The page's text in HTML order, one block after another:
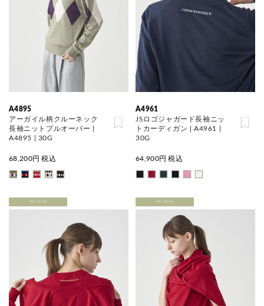
A4895
アーガイル柄クルーネック
長袖ニットプルオーバー |
A4895 | 30G
68,200円 税込
A4961
JSロゴジャガード長袖ニッ
トカーディガン | A4961 |
30G
64,900円 税込
PRE ORDER PRE ORDER